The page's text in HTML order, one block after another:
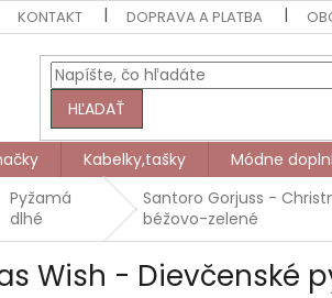
KONTAKT DOPRAVA A PLATBA
HĽADAŤ
Kabelky,tašky Módne
Pyžamá
dlhé
Santoro Gorjuss -
béžovo-zelené
Wish - Dievčenské